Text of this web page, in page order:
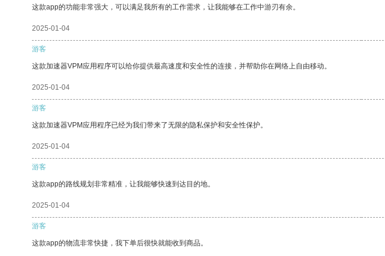
这款app的功能非常强大，可以满足我所有的工作需求，让我能够在工作中游刃有余。
2025-01-04
游客
这款加速器VPM应用程序可以给你提供最高速度和安全性的连接，并帮助你在网络上自由移动。
2025-01-04
游客
这款加速器VPM应用程序已经为我们带来了无限的隐私保护和安全性保护。
2025-01-04
游客
这款app的路线规划非常精准，让我能够快速到达目的地。
2025-01-04
游客
这款app的物流非常快捷，我下单后很快就能收到商品。